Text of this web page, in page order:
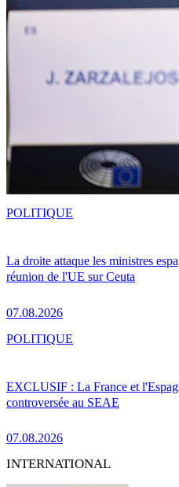
La droite attaque les ministres
réunion de l'UE sur Ceuta
07.08.2026
POLITIQUE
EXCLUSIF : La France et
controversée au SEAE
07.08.2026
POLITIQUE
INTERNATIONAL